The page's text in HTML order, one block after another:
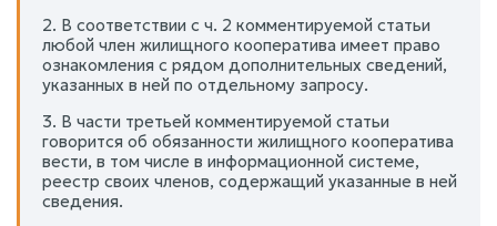
2. В соответствии с ч. 2 комментируемой статьи
любой член жилищного кооператива имеет право
ознакомления с рядом дополнительных сведений,
указанных в ней по отдельному запросу.
3. В части третьей комментируемой статьи
говорится об обязанности жилищного кооператива
вести, в том числе в информационной системе,
реестр своих членов, содержащий указанные в ней
сведения.